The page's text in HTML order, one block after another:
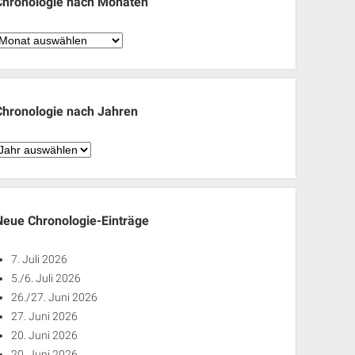
Chronologie
nach Jahren
Chronologie-Einträge
7. Juli 2026
5./6. Juli 2026
26./27. Juni 2026
27. Juni 2026
20. Juni 2026